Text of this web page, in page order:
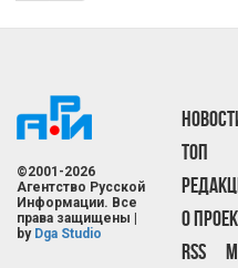
©2001-2026
Агентство Русской
Информации. Все
права защищены |
by Dga Studio
ТОП
О
RSS